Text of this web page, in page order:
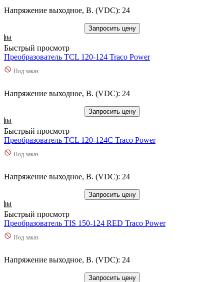
Напряжение выходное, В. (VDC): 24
Запросить цену
Быстрый просмотр
Преобразователь TCL 120-124 Traco Power
Под заказ
Напряжение выходное, В. (VDC): 24
Запросить цену
Быстрый просмотр
Преобразователь TCL 120-124C Traco Power
Под заказ
Напряжение выходное, В. (VDC): 24
Запросить цену
Быстрый просмотр
Преобразователь TIS 150-124 RED Traco Power
Под заказ
Напряжение выходное, В. (VDC): 24
Запросить цену